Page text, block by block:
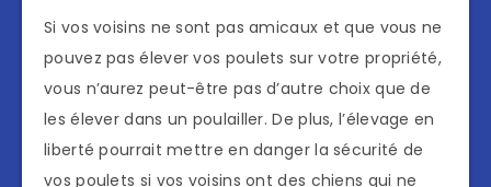
Si vos voisins ne sont pas amicaux et que vous ne
pouvez pas élever vos poulets sur votre propriété,
vous n’aurez peut-être pas d’autre choix que de
les élever dans un poulailler. De plus, l’élevage en
liberté pourrait mettre en danger la sécurité de
vos poulets si vos voisins ont des chiens qui ne